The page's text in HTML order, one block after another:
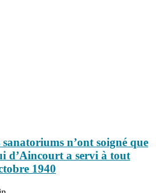
sanatoriums n’ont soigné que
d’Aincourt a servi à tout
1940